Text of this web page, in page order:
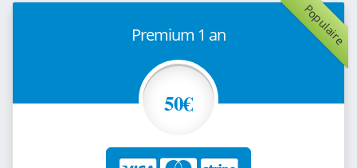
Populaire
Premium 1 an
50€